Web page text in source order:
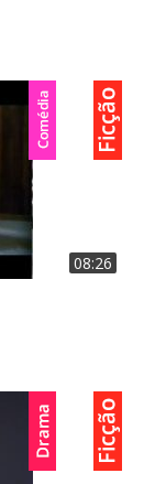
08:26